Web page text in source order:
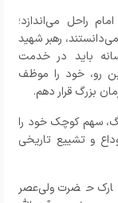
راحل می‌اندازد؛
رهبر شهید
باید در خدمت
رو، خود را موظف
بزرگ قرار دهم.
سهم کوچک خود را
و تشییع تاریخی
حضرت ولی‌عصر